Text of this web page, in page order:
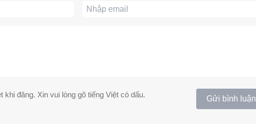
đăng. Xin vui lòng gõ tiếng Việt có dấu. Gửi bình luận